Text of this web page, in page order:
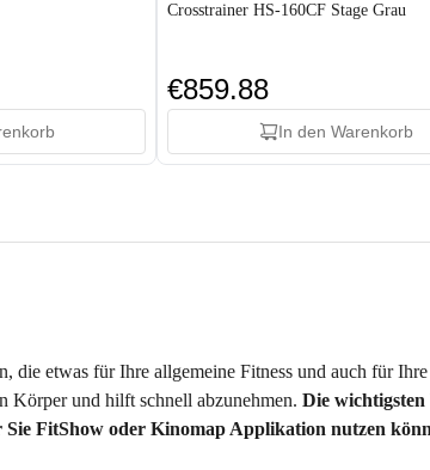
Crosstrainer HS-160CF Stage Grau
€859.88
In den Warenkorb
die etwas für Ihre allgemeine Fitness und auch für
Körper und hilft schnell abzunehmen. Die wichtigsten
FitShow oder Kinomap Applikation nutzen